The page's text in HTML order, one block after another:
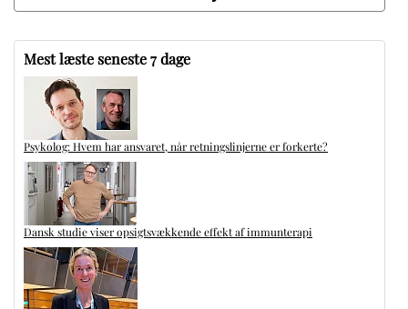
Mest læste seneste 7 dage
Psykolog: Hvem har ansvaret, når retningslinjerne er forkerte?
Dansk studie viser opsigtsvækkende effekt af immunterapi